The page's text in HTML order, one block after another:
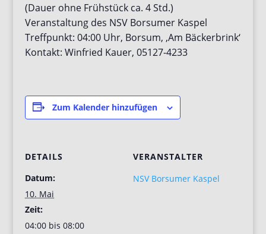
(Dauer ohne Frühstück ca. 4 Std.)
Veranstaltung des NSV Borsumer Kaspel
Treffpunkt: 04:00 Uhr, Borsum, ‚Am Bäckerbrink‘
Kontakt: Winfried Kauer, 05127-4233
Zum Kalender hinzufügen
DETAILS
Datum:
10. Mai
Zeit:
04:00 bis 08:00
VERANSTALTER
NSV Borsumer Kaspel